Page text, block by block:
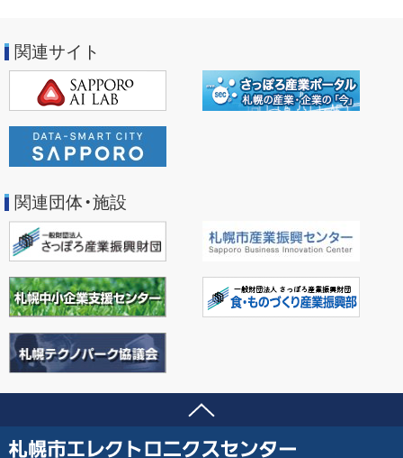
関連サイト
関連団体・施設
ページの先頭へ
問い合わせ先